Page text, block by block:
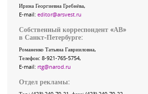
Ирина Георгиевна Гребнёва,
E-mail: editor@arsvest.ru
Собственный корреспондент «АВ»
в Санкт-Петербурге:
Романенко Татьяна Гаврииловна,
Телефон: 8-921-765-5754,
E-mail: rtg@narod.ru
Отдел рекламы: